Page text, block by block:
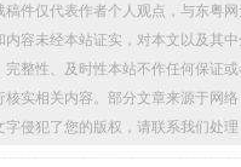
稿件仅代表作者个人观点，与东粤
内容未经本站证实，对本文以及其
完整性、及时性本站不作任何保证
实相关内容。部分文章来源于网络
侵犯了您的版权，请联系我们处理